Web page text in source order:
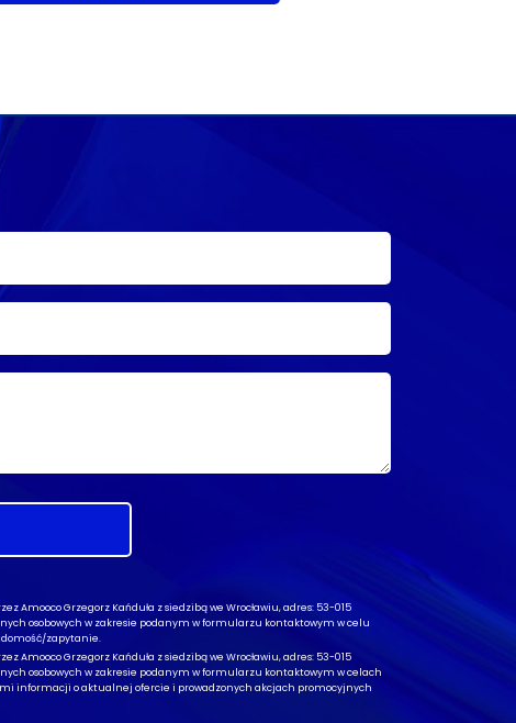
Amooco Grzegorz Kańduła z siedzibą we Wrocławiu, adres: 53-015
osobowych w zakresie podanym w formularzu kontaktowym w celu
zapytanie.
Amooco Grzegorz Kańduła z siedzibą we Wrocławiu, adres: 53-015
osobowych w zakresie podanym w formularzu kontaktowym w celach
informacji o aktualnej ofercie i prowadzonych akcjach promocyjnych